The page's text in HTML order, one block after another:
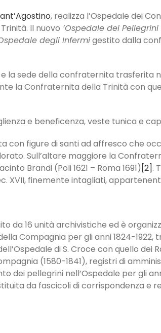
, realizza l’Ospedale dei
Il nuovo ’Ospedale dei
degli Infermigestito dalla
e la sede della confraternita trasferita
la Confraternita della Trinità con
e beneficenza, veste tunica e
con figure di santi ad affresco che
Sull’altare maggiore la
Brandi (Poli 1621 – Roma 1691) [2].
XVII, finemente intagliati,
da 16 unità archivistiche ed è
Compagnia per gli anni 1824-1922,
di S. Croce con quello dei
(1580-1841), registri di
pellegrini nell’Ospedale per gli anni
da fascicoli di corrispondenza